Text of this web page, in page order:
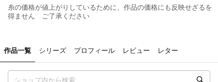
糸の価格が値上がりしているために、作品の価格にも反映せざるを
得ません ご了承ください
作品一覧 シリーズ プロフィール レビュー レター